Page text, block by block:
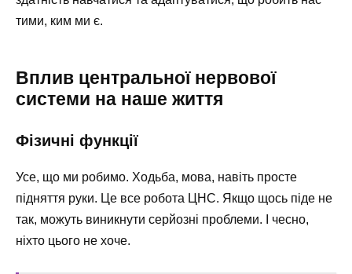
тими, ким ми є.
Вплив центральної нервової
системи на наше життя
Фізичні функції
Усе, що ми робимо. Ходьба, мова, навіть просте
підняття руки. Це все робота ЦНС. Якщо щось піде не
так, можуть виникнути серйозні проблеми. І чесно,
ніхто цього не хоче.